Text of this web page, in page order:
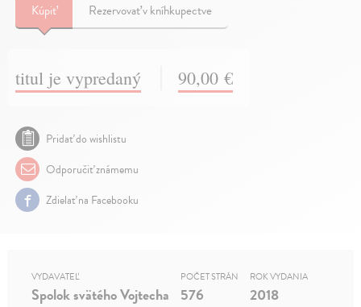
Kúpiť Rezervovať v kníhkupectve
titul je vypredaný 90,00 €
Pridať do wishlistu
Odporučiť známemu
Zdielať na Facebooku
VYDAVATEĽ
Spolok svätého Vojtecha
POČET STRÁN
576
ROK VYDANIA
2018